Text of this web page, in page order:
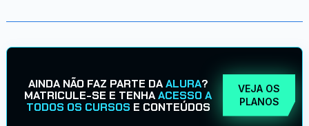
AINDA NÃO FAZ PARTE DAALURA?
MATRICULE-SE E TENHAACESSO A
TODOS OS CURSOS E CONTEÚDOS
VEJA OS
PLANOS